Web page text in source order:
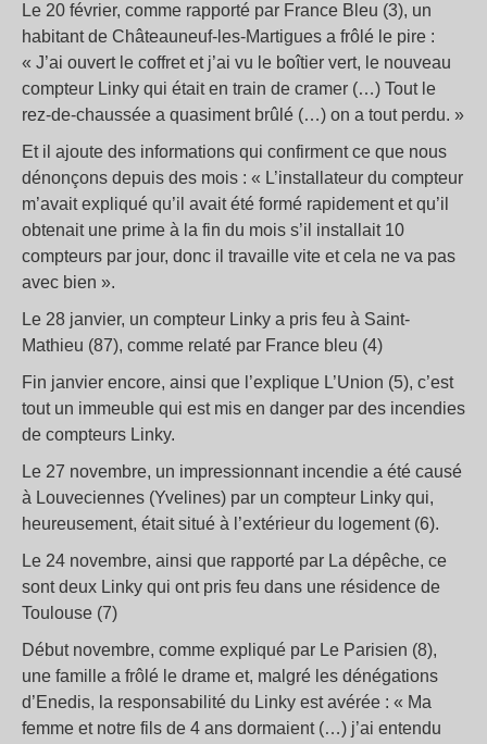
Le 20 février, comme rapporté par France Bleu (3), un
habitant de Châteauneuf-les-Martigues a frôlé le pire :
« J’ai ouvert le coffret et j’ai vu le boîtier vert, le nouveau
compteur Linky qui était en train de cramer (…) Tout le
rez-de-chaussée a quasiment brûlé (…) on a tout perdu. »
Et il ajoute des informations qui confirment ce que nous
dénonçons depuis des mois : « L’installateur du compteur
m’avait expliqué qu’il avait été formé rapidement et qu’il
obtenait une prime à la fin du mois s’il installait 10
compteurs par jour, donc il travaille vite et cela ne va pas
avec bien ».
Le 28 janvier, un compteur Linky a pris feu à Saint-
Mathieu (87), comme relaté par France bleu (4)
Fin janvier encore, ainsi que l’explique L’Union (5), c’est
tout un immeuble qui est mis en danger par des incendies
de compteurs Linky.
Le 27 novembre, un impressionnant incendie a été causé
à Louveciennes (Yvelines) par un compteur Linky qui,
heureusement, était situé à l’extérieur du logement (6).
Le 24 novembre, ainsi que rapporté par La dépêche, ce
sont deux Linky qui ont pris feu dans une résidence de
Toulouse (7)
Début novembre, comme expliqué par Le Parisien (8),
une famille a frôlé le drame et, malgré les dénégations
d’Enedis, la responsabilité du Linky est avérée : « Ma
femme et notre fils de 4 ans dormaient (…) j’ai entendu